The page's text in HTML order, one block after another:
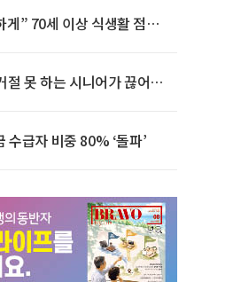
게” 70세 이상 식생활 점수
못 하는 시니어가 끊어야
수급자 비중 80% ‘돌파’